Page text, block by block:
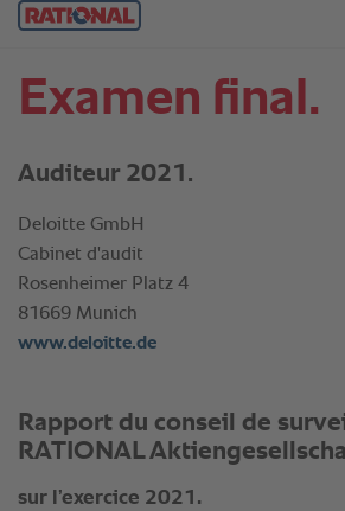
Examen final.